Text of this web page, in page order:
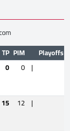
TP PIM Playoffs
0 0 |
15 12 |